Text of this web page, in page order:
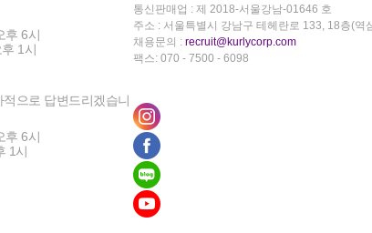
후 6시
1시
으로 답변드리겠습니
후 6시
1시
통신판매업 : 제 2018-서울강남-01646 호
주소 : 서울특별시 강남구 테헤란로 133, 18층(역
채용문의 : recruit@kurlycorp.com
팩스: 070 - 7500 - 6098